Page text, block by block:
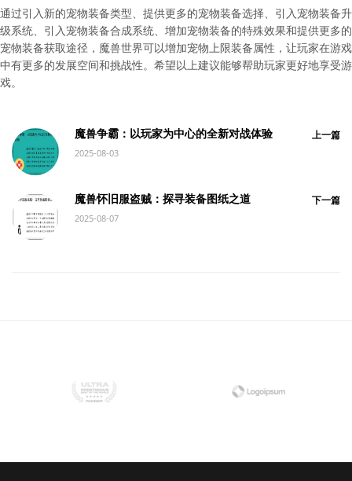
通过引入新的宠物装备类型、提供更多的宠物装备选择、引入宠物装备升
级系统、引入宠物装备合成系统、增加宠物装备的特殊效果和提供更多的
宠物装备获取途径，魔兽世界可以增加宠物上限装备属性，让玩家在游戏
中有更多的发展空间和挑战性。希望以上建议能够帮助玩家更好地享受游
戏。
魔兽争霸：以玩家为中心的全新对战体验
2025-08-03
上一篇
魔兽怀旧服盗贼：探寻装备图纸之道
2025-08-07
下一篇